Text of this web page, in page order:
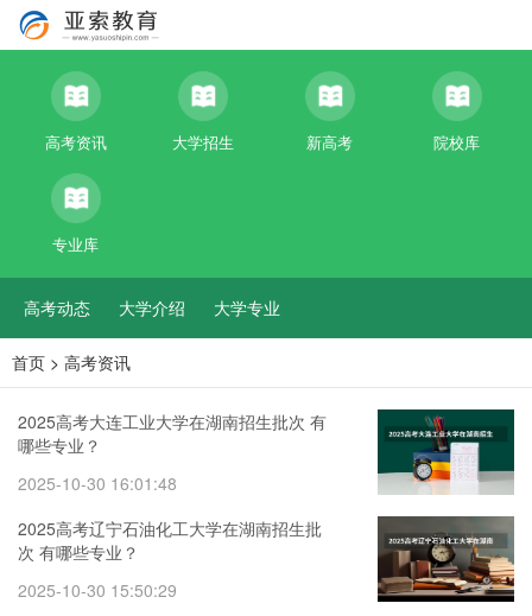
高考资讯 大学招生 新高考 院校库
专业库
高考动态 大学介绍 大学专业
首页 > 高考资讯
2025高考大连工业大学在湖南招生批次 有
哪些专业？
2025-10-30 16:01:48
2025高考辽宁石油化工大学在湖南招生批
次 有哪些专业？
2025-10-30 15:50:29